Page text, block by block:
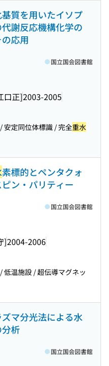
質を用いたイソプ
謝反応機構化学の
応用
口正]2003-2005
国立国会図書館
安定同位体標識 / 完全重水
素標的とペンタクォ
ン・パリティー
]2004-2006
国立国会図書館
低温施設 / 超伝導マグネッ
マ分光法による水
析
国立国会図書館